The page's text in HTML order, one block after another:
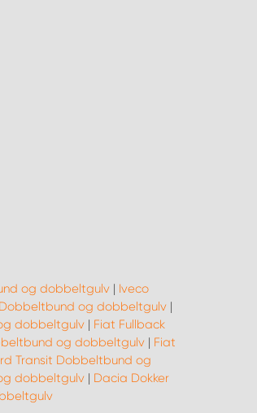
og dobbeltgulv| Iveco
og dobbeltgulv |
dobbeltgulv| Fiat Fullback
og dobbeltgulv| Fiat
Transit Dobbeltbund og
dobbeltgulv| Dacia Dokker